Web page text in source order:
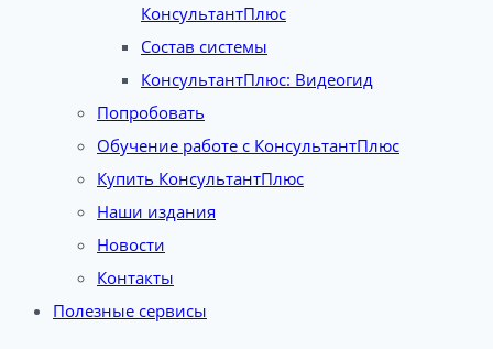
КонсультантПлюс
Состав системы
КонсультантПлюс: Видеогид
Попробовать
Обучение работе с КонсультантПлюс
Купить КонсультантПлюс
Наши издания
Новости
Контакты
Полезные сервисы